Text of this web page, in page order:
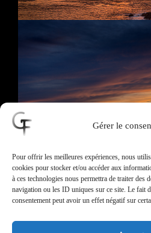
Gérer le
Pour offrir les meilleures expériences, nous
cookies pour stocker et/ou accéder aux
à ces technologies nous permettra de traiter des
navigation ou les ID uniques sur ce site. Le fait
consentement peut avoir un effet négatif sur